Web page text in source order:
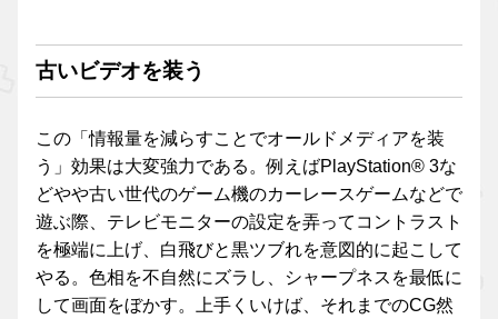
古いビデオを装う
この「情報量を減らすことでオールドメディアを装
う」効果は大変強力である。例えばPlayStation® 3な
どやや古い世代のゲーム機のカーレースゲームなどで
遊ぶ際、テレビモニターの設定を弄ってコントラスト
を極端に上げ、白飛びと黒ツブれを意図的に起こして
やる。色相を不自然にズラし、シャープネスを最低に
して画面をぼかす。上手くいけば、それまでのCG然